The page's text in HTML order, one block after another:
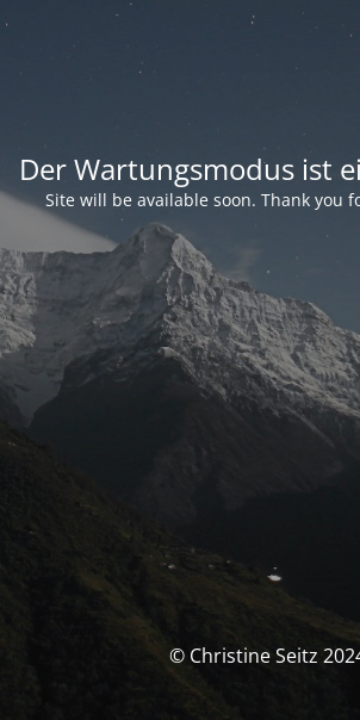
Der Wartungsmodus ist
Site will be available soon. Thank you
© Christine Seitz